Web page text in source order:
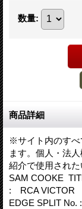
数量:
商品詳細
※サイト内のすべ
ます。個人・法
紹介で使用され
SAM COOKE
: RCA VICTOR
EDGE SPLIT